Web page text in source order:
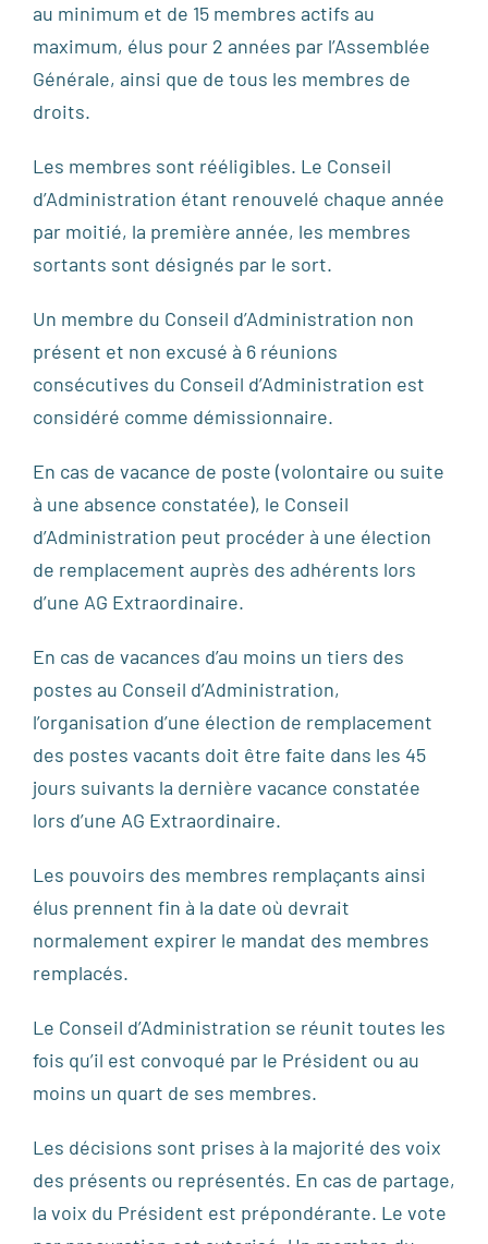
au minimum et de 15 membres actifs au
maximum, élus pour 2 années par l’Assemblée
Générale, ainsi que de tous les membres de
droits.
Les membres sont rééligibles. Le Conseil
d’Administration étant renouvelé chaque année
par moitié, la première année, les membres
sortants sont désignés par le sort.
Un membre du Conseil d’Administration non
présent et non excusé à 6 réunions
consécutives du Conseil d’Administration est
considéré comme démissionnaire.
En cas de vacance de poste (volontaire ou suite
à une absence constatée), le Conseil
d’Administration peut procéder à une élection
de remplacement auprès des adhérents lors
d’une AG Extraordinaire.
En cas de vacances d’au moins un tiers des
postes au Conseil d’Administration,
l’organisation d’une élection de remplacement
des postes vacants doit être faite dans les 45
jours suivants la dernière vacance constatée
lors d’une AG Extraordinaire.
Les pouvoirs des membres remplaçants ainsi
élus prennent fin à la date où devrait
normalement expirer le mandat des membres
remplacés.
Le Conseil d’Administration se réunit toutes les
fois qu’il est convoqué par le Président ou au
moins un quart de ses membres.
Les décisions sont prises à la majorité des voix
des présents ou représentés. En cas de partage,
la voix du Président est prépondérante. Le vote